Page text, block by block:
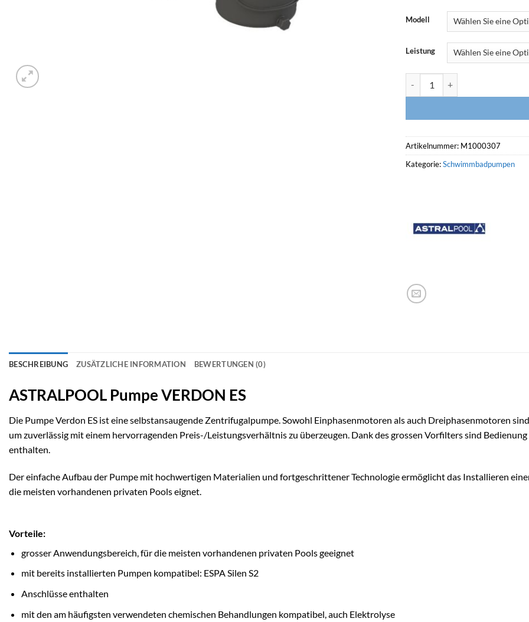
Modell
Leistung
Artikelnummer: M1000307
Kategorie:Schwimmbadpumpen
BESCHREIBUNG ZUSÄTZLICHE INFORMATION BEWERTUNGEN (0)
ASTRALPOOL Pumpe VERDON ES
Die Pumpe Verdon ES ist eine selbstansaugende Zentrifugalpumpe. Sowohl Einphasenmotoren als auch Dreiphasenmotoren
um zuverlässig mit einem hervorragenden Preis-/Leistungsverhältnis zu überzeugen. Dank des grossen Vorfilters sind
enthalten.
Der einfache Aufbau der Pumpe mit hochwertigen Materialien und fortgeschrittener Technologie ermöglicht das Installieren
die meisten vorhandenen privaten Pools eignet.
Vorteile:
grosser Anwendungsbereich, für die meisten vorhandenen privaten Pools geeignet
mit bereits installierten Pumpen kompatibel: ESPA Silen S2
Anschlüsse enthalten
mit den am häufigsten verwendeten chemischen Behandlungen kompatibel, auch Elektrolyse